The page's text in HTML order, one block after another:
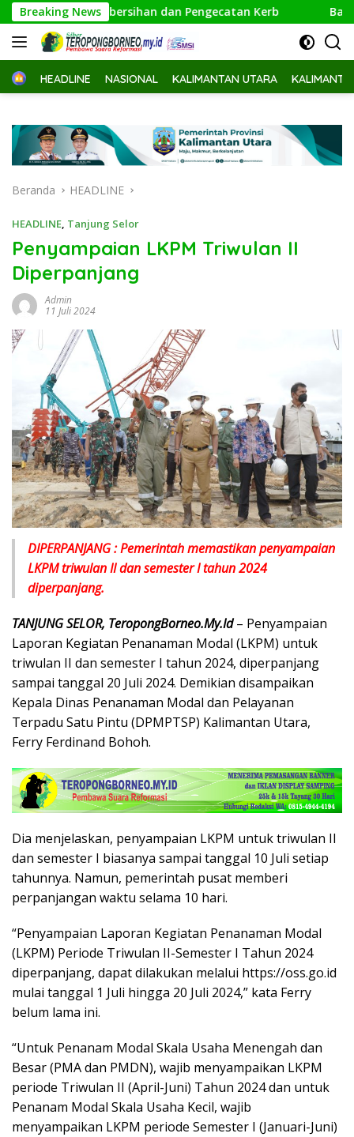
Langsung
ke
konten
Breaking News
Pembersihan dan Pengecatan Kerb Bappeda Kaltim
HomeHEADLINE NASIONAL KALIMANTAN UTARA
Beranda HEADLINE
HEADLINE, Tanjung Selor
Penyampaian LKPM Triwulan II
Diperpanjang
Admin
11 Juli 2024
DIPERPANJANG : Pemerintah memastikan penyampaian
LKPM triwulan II dan semester I tahun 2024
diperpanjang.
TANJUNG SELOR, TeropongBorneo.My.Id – Penyampaian
Laporan Kegiatan Penanaman Modal (LKPM) untuk
triwulan II dan semester I tahun 2024, diperpanjang
sampai tanggal 20 Juli 2024. Demikian disampaikan
Kepala Dinas Penanaman Modal dan Pelayanan
Terpadu Satu Pintu (DPMPTSP) Kalimantan Utara,
Ferry Ferdinand Bohoh.
Dia menjelaskan, penyampaian LKPM untuk triwulan II
dan semester I biasanya sampai tanggal 10 Juli setiap
tahunnya. Namun, pemerintah pusat memberi
perpanjangan waktu selama 10 hari.
“Penyampaian Laporan Kegiatan Penanaman Modal
(LKPM) Periode Triwulan II-Semester I Tahun 2024
diperpanjang, dapat dilakukan melalui https://oss.go.id
mulai tanggal 1 Juli hingga 20 Juli 2024,” kata Ferry
belum lama ini.
“Untuk Penanam Modal Skala Usaha Menengah dan
Besar (PMA dan PMDN), wajib menyampaikan LKPM
periode Triwulan II (April-Juni) Tahun 2024 dan untuk
Penanam Modal Skala Usaha Kecil, wajib
menyampaikan LKPM periode Semester I (Januari-Juni)